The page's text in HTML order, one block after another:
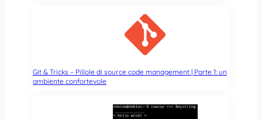
Git & Tricks – Pillole di source code management | Parte 1: un
ambiente confortevole